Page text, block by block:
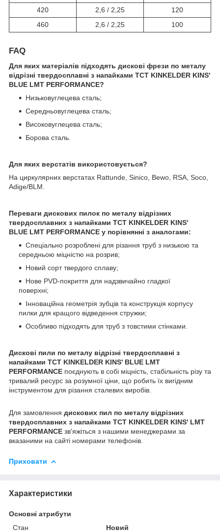
420
2,6 / 2,25
120
460
2,6 / 2,25 100
FAQ
Для яких матеріалів підходять дискові фрези по металу
відрізні твердосплавні з напайками TCT KINKELDER KINS'
BLUE LMT PERFORMANCE?
Низьковуглецева сталь;
Середньовуглецева сталь;
Високовуглецева сталь;
Борова сталь.
Для яких верстатів використовується?
На циркулярних верстатах Rattunde, Sinico, Bewo, RSA, Soco,
Adige/BLM.
Переваги дискових пилок по металу відрізних
твердосплавних з напайками TCT KINKELDER KINS'
BLUE LMT PERFORMANCE у порівнянні з аналогами:
Спеціально розроблені для різання труб з низькою та
середньою міцністю на розрив;
Новий сорт твердого сплаву;
Нове PVD-покриття для надзвичайно гладкої
поверхні;
Інноваційна геометрія зубців та конструкція корпусу
пилки для кращого відведення стружки;
Особливо підходять для труб з товстими стінками.
Дискові пили по металу відрізні твердосплавні з
напайками TCT KINKELDER KINS' BLUE LMT
PERFORMANCE поєднують в собі міцність, стабільність різу та
тривалий ресурс за розумної ціни, що робить їх вигідним
інструментом для різання сталевих виробів.
Для замовлення дискових пил по металу відрізних
твердосплавних з напайками TCT KINKELDER KINS' LMT
PERFORMANCE зв'яжіться з нашими менеджерами за
вказаними на сайті номерами телефонів.
Приховати
Характеристики
Основні атрибути
Стан
Новий